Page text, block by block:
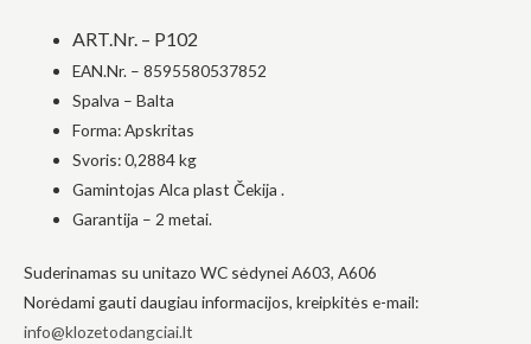
ART.Nr. – P102
EAN.Nr. – 8595580537852
Spalva – Balta
Forma: Apskritas
Svoris: 0,2884 kg
Gamintojas Alca plast Čekija .
Garantija – 2 metai.
Suderinamas su unitazo WC sėdynei A603, A606
Norėdami gauti daugiau informacijos, kreipkitės e-mail:
info@klozetodangciai.lt
Patirtis
svetainė
veiktų kuo
apsilankymo
metu. Jei
šių slapukų,
funkcijos iš
išnyks.